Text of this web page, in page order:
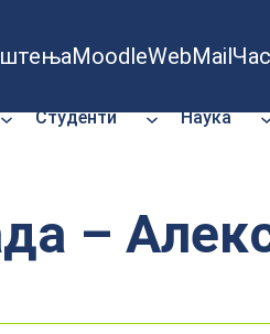
MoodleWebMail
Студенти Наука
–